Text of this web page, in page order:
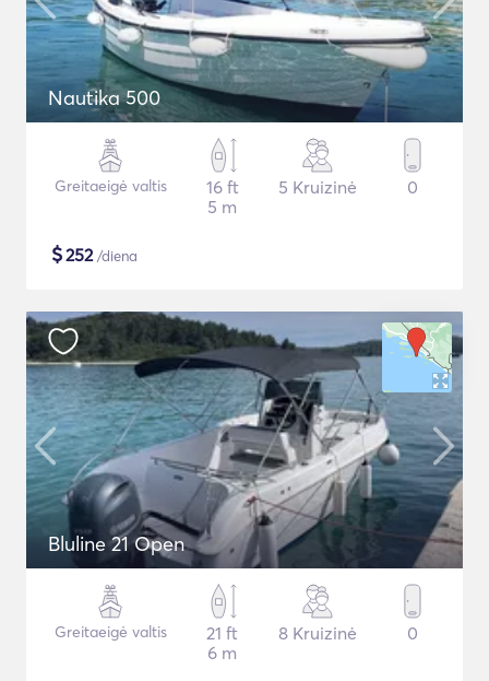
Nautika 500
Greitaeigė valtis
16 ft
5 m
5 Kruizinė 0
$252/diena
Bluline 21 Open
Greitaeigė valtis
21 ft
6 m
8 Kruizinė 0